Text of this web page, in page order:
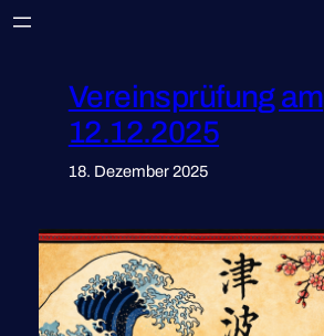
Zum
Vereinsprüfung am
12.12.2025
18. Dezember 2025